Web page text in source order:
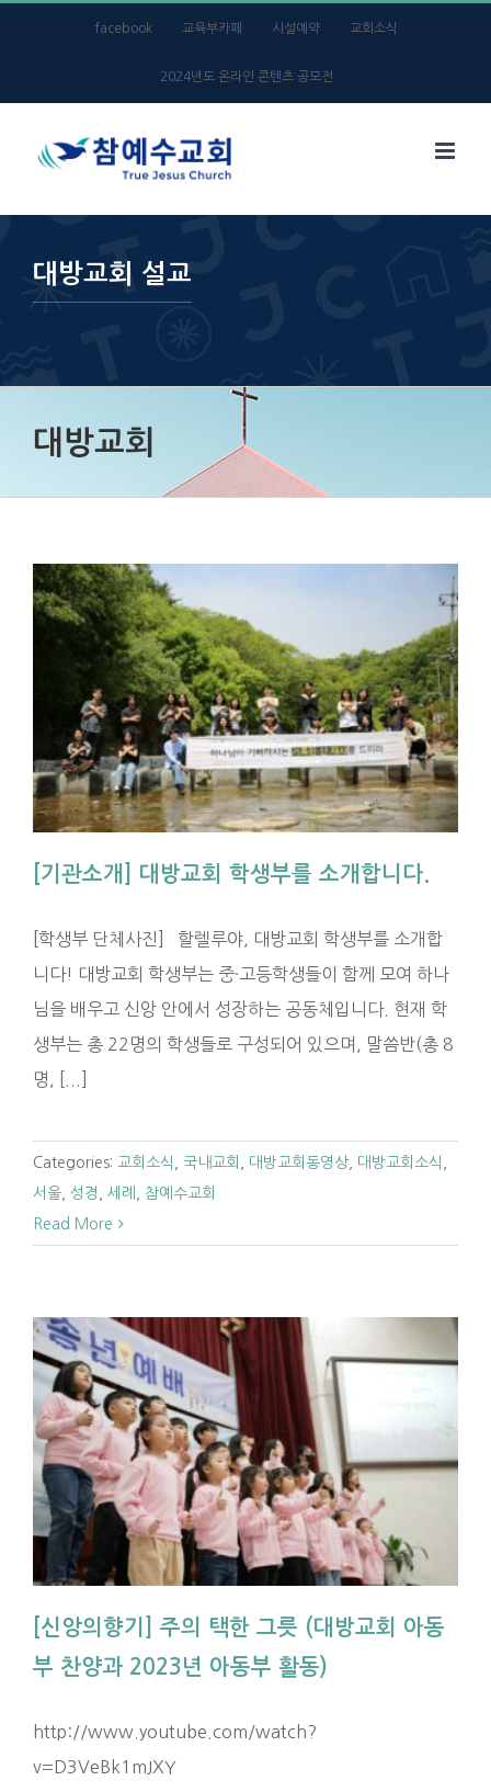
facebook 교육부카페 시설예약 교회소식
2024년도 온라인 콘텐츠 공모전
대방교회 설교
대방교회
[기관소개] 대방교회 학생부를 소개합니다.
[학생부 단체사진] 할렐루야, 대방교회 학생부를 소개합
니다! 대방교회 학생부는 중·고등학생들이 함께 모여 하나
님을 배우고 신앙 안에서 성장하는 공동체입니다. 현재 학
생부는 총 22명의 학생들로 구성되어 있으며, 말씀반(총 8
명, [...]
Categories: 교회소식 국내교회 대방교회동영상 대방교회소식
서울 성경 세례
참예수교회
Read More
[신앙의향기] 주의 택한 그릇 (대방교회 아동
부 찬양과 2023년 아동부 활동)
http://www.youtube.com/watch?
v=D3VeBk1mJXY